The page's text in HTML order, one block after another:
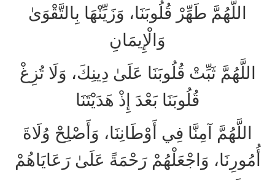
اللَّهُمَّ طَهِّرْ قُلُوبَنَا، وَزَيِّنْهَا بِالتَّقْوَىٰ
وَالْإِيمَانِ
اللَّهُمَّ ثَبِّتْ قُلُوبَنَا عَلَىٰ دِينِكَ، وَلَا تُزِغْ
قُلُوبَنَا بَعْدَ إِذْ هَدَيْتَنَا
اللَّهُمَّ آمِنَّا فِي أَوْطَانِنَا، وَأَصْلِحْ وُلَاةَ
أُمُورِنَا، وَاجْعَلْهُمْ رَحْمَةً عَلَىٰ رَعَايَاهُمْ